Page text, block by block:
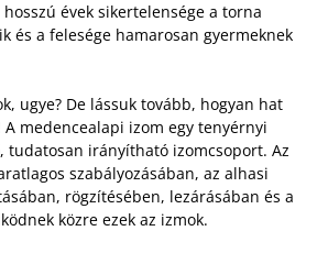
évek sikertelensége a torna
és a felesége hamarosan gyermeknek
ugye? De lássuk tovább, hogyan hat
A medencealapi izom egy tenyérnyi
tudatosan irányítható izomcsoport. Az
szabályozásában, az alhasi
rögzítésében, lezárásában és a
közre ezek az izmok.